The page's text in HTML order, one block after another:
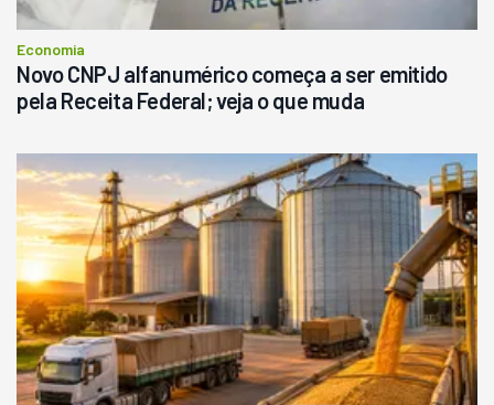
Economia
Novo CNPJ alfanumérico começa a ser emitido
pela Receita Federal; veja o que muda